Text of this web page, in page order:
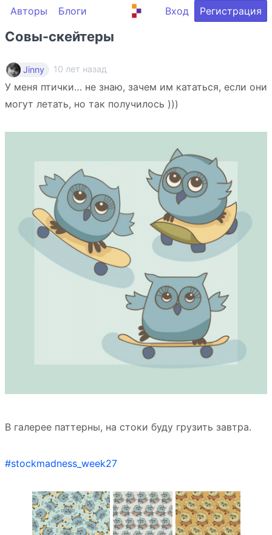
Авторы Блоги Вход Регистрация
Совы-скейтеры
Jinny 10 лет назад
У меня птички… не знаю, зачем им кататься, если они
могут летать, но так получилось )))
В галерее паттерны, на стоки буду грузить завтра.
#stockmadness_week27